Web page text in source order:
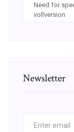
Need for
vollversion
Newsletter